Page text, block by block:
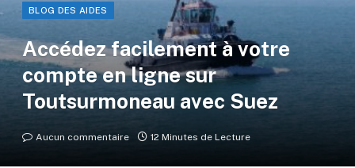
BLOG DES AIDES
Accédez facilement à votre
compte en ligne sur
Toutsurmoneau avec Suez
Aucun commentaire 12 Minutes de Lecture